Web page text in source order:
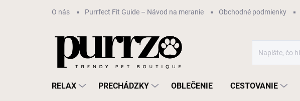
O nás Purrfect Fit Guide – Návod na meranie Obchodné podmienky
RELAX PRECHÁDZKY OBLEČENIE CESTOVANIE